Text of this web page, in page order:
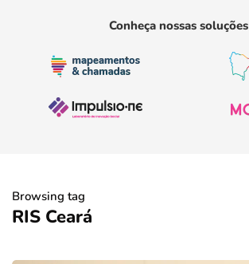
Conheça nossas soluções
Browsing tag
RIS Ceará